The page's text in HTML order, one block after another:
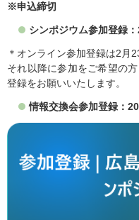
※申込締切
シンポジウム参加登録
＊オンライン参加登録は2月
それ以降に参加をご希望の
登録をお願いいたします。
情報交換会参加登録：